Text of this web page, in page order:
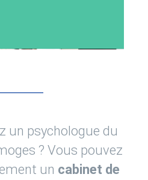
un psychologue du
? Vous pouvez
un cabinet de